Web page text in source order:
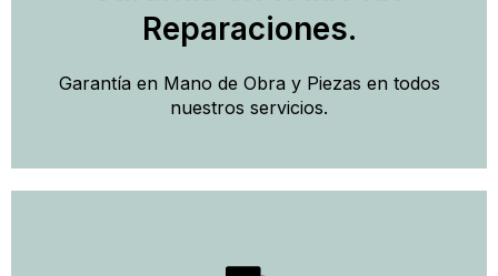
Reparaciones.
Garantía en Mano de Obra y Piezas en todos
nuestros servicios.
Reparación de Calderas
Llamar y Solicitar Técnico